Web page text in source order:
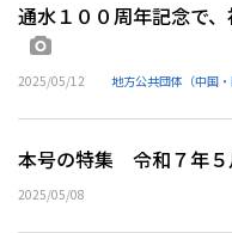
通水１００周年記念で
2025/05/12 地方公共団体（中国・
本号の特集 令和７年５
2025/05/08